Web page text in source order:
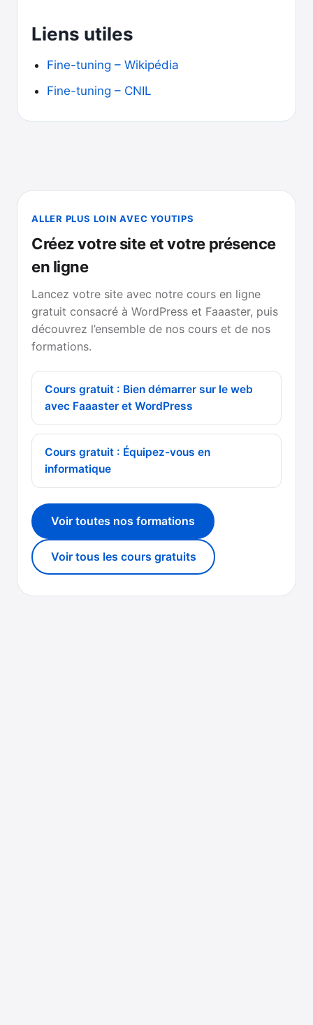
Liens utiles
Fine-tuning – Wikipédia
Fine-tuning – CNIL
ALLER PLUS LOIN AVEC YOUTIPS
Créez votre site et votre présence
en ligne
Lancez votre site avec notre cours en ligne
gratuit consacré à WordPress et Faaaster, puis
découvrez l’ensemble de nos cours et de nos
formations.
Cours gratuit : Bien démarrer sur le web
avec Faaaster et WordPress
Cours gratuit : Équipez-vous en
informatique
Voir toutes nos formations
Voir tous les cours gratuits